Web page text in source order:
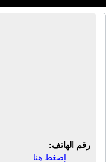
رقم الهاتف:
إضغط هنا